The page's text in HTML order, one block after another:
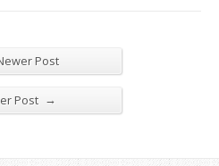
Post
Post →